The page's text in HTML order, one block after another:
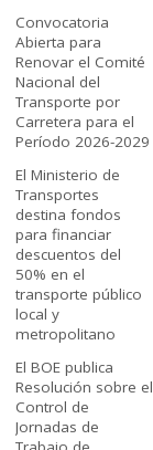
Convocatoria
Abierta para
Renovar el Comité
Nacional del
Transporte por
Carretera para el
Período 2026-2029
El Ministerio de
Transportes
destina fondos
para financiar
descuentos del
50% en el
transporte público
local y
metropolitano
El BOE publica
Resolución sobre el
Control de
Jornadas de